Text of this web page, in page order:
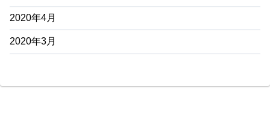
2020年4月
2020年3月